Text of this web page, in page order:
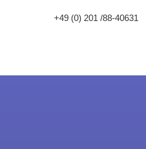
+49 (0) 201 /88-40631